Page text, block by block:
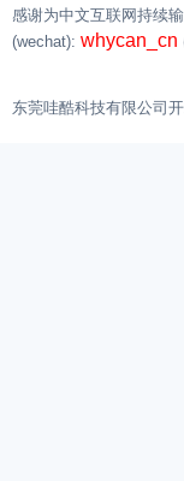
感谢为中文互联网持续
(wechat): whycan_cn
东莞哇酷科技有限公司